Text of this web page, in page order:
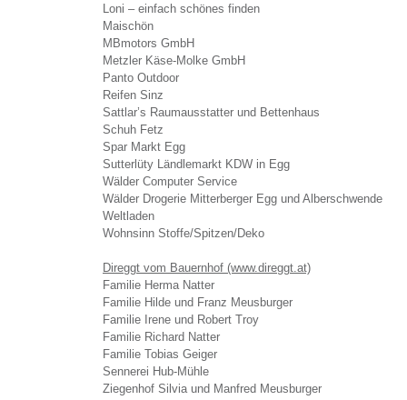
Loni – einfach schönes finden
Maischön
MBmotors GmbH
Metzler Käse-Molke GmbH
Panto Outdoor
Reifen Sinz
Sattlar’s Raumausstatter und Bettenhaus
Schuh Fetz
Spar Markt Egg
Sutterlüty Ländlemarkt KDW in Egg
Wälder Computer Service
Wälder Drogerie Mitterberger Egg und Alberschwende
Weltladen
Wohnsinn Stoffe/Spitzen/Deko
Direggt vom Bauernhof (www.direggt.at)
Familie Herma Natter
Familie Hilde und Franz Meusburger
Familie Irene und Robert Troy
Familie Richard Natter
Familie Tobias Geiger
Sennerei Hub-Mühle
Ziegenhof Silvia und Manfred Meusburger